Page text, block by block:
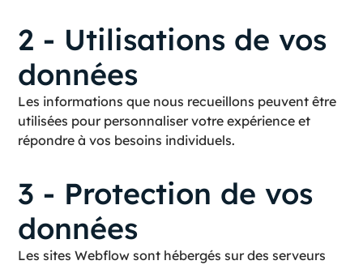
2 - Utilisations de vos
données
Les informations que nous recueillons peuvent être
utilisées pour personnaliser votre expérience et
répondre à vos besoins individuels.
3 - Protection de vos
données
Les sites Webflow sont hébergés sur des serveurs